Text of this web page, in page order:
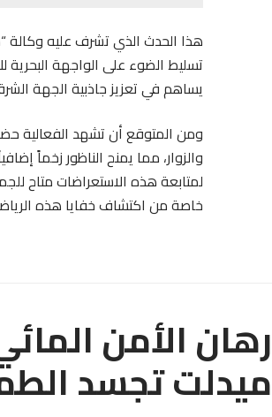
تسليط الضوء على الواجهة البحرية
يساهم في تعزيز جاذبية الجهة
ومن المتوقع أن تشهد الفعالية
والزوار، مما يمنح الناظور زخماً
لمتابعة هذه الاستعراضات متاح
خاصة من اكتشاف خفايا هذه
رهان الأمن
ميدلت تجسد